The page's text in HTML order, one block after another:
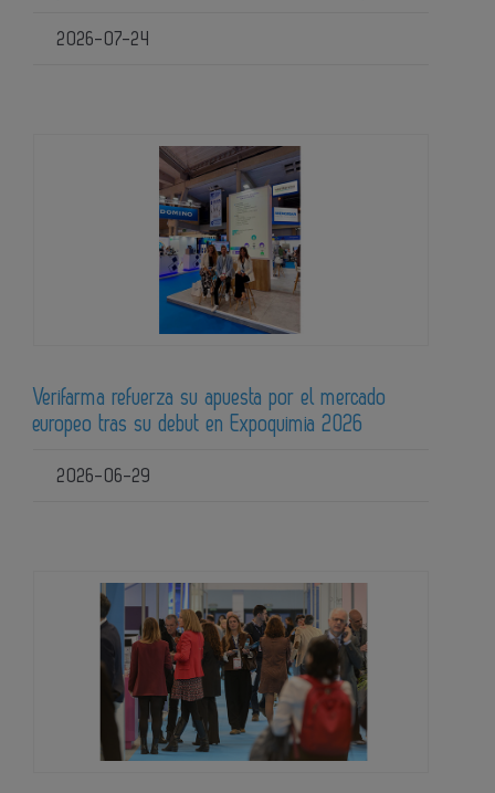
2026-07-24
Verifarma refuerza su apuesta por el mercado
europeo tras su debut en Expoquimia 2026
2026-06-29